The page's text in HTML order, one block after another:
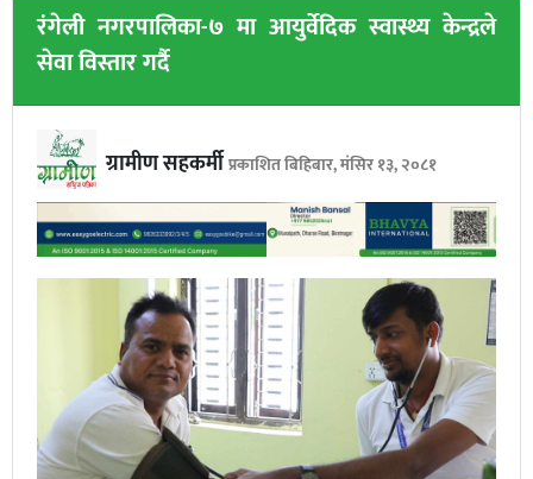
रंगेली नगरपालिका-७ मा आयुर्वेदिक स्वास्थ्य केन्द्रले
सेवा विस्तार गर्दै
ग्रामीण सहकर्मीप्रकाशित बिहिबार, मंसिर १३, २०८१